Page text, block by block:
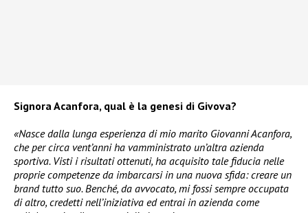
Signora Acanfora, qual è la genesi di Givova?
«Nasce dalla lunga esperienza di mio marito Giovanni Acanfora,
che per circa vent’anni ha vamministrato un’altra azienda
sportiva. Visti i risultati ottenuti, ha acquisito tale fiducia nelle
proprie competenze da imbarcarsi in una nuova sfida: creare un
brand tutto suo. Benché, da avvocato, mi fossi sempre occupata
di altro, credetti nell’iniziativa ed entrai in azienda come